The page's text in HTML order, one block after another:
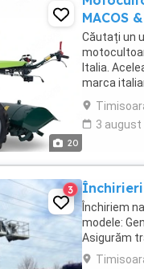
20
MACOS
Căutați un
Italia.
marca
Super
3 august
3 Închirieri
Închiriem
modele:
Asigurăm